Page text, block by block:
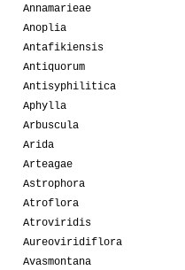
Annamarieae
Anoplia
Antafikiensis
Antiquorum
Antisyphilitica
Aphylla
Arbuscula
Arida
Arteagae
Astrophora
Atroflora
Atroviridis
Aureoviridiflora
Avasmontana